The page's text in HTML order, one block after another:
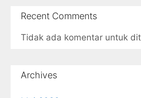
Recent Comments
Tidak ada komentar untuk
Archives